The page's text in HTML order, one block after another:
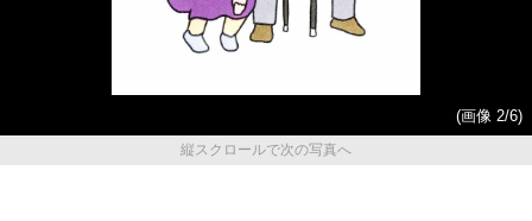
(画像 2/6)
縦スクロールで次の写真へ